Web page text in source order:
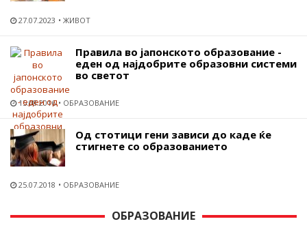
27.07.2023 ЖИВОТ
Правила во јапонското образование -
еден од најдобрите образовни системи
во светот
15.08.2016 ОБРАЗОВАНИЕ
Од стотици гени зависи до каде ќе
стигнете со образованието
25.07.2018 ОБРАЗОВАНИЕ
ОБРАЗОВАНИЕ